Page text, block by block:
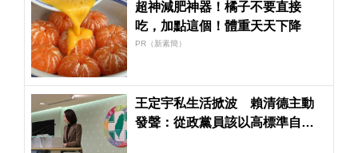
超神減肥神器！橘子不要直接
吃，加點這個！體重天天下降
PR（新素簡）
王定宇私生活掀波 賴清德主動
發聲：從政黨員該以高標準自我